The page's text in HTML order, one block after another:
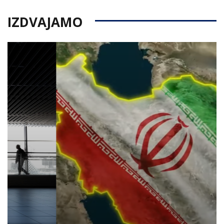
IZDVAJAMO